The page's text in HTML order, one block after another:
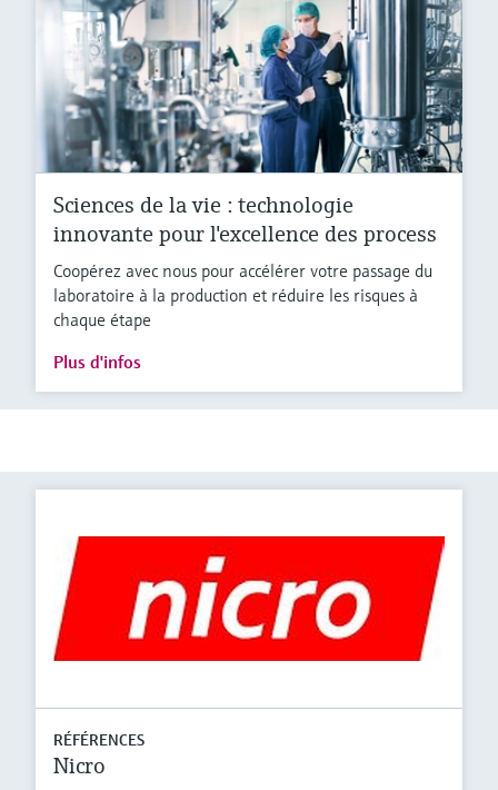
Sciences de la vie : technologie
innovante pour l'excellence des process
Coopérez avec nous pour accélérer votre passage du
laboratoire à la production et réduire les risques à
chaque étape
Plus d'infos
RÉFÉRENCES
Nicro